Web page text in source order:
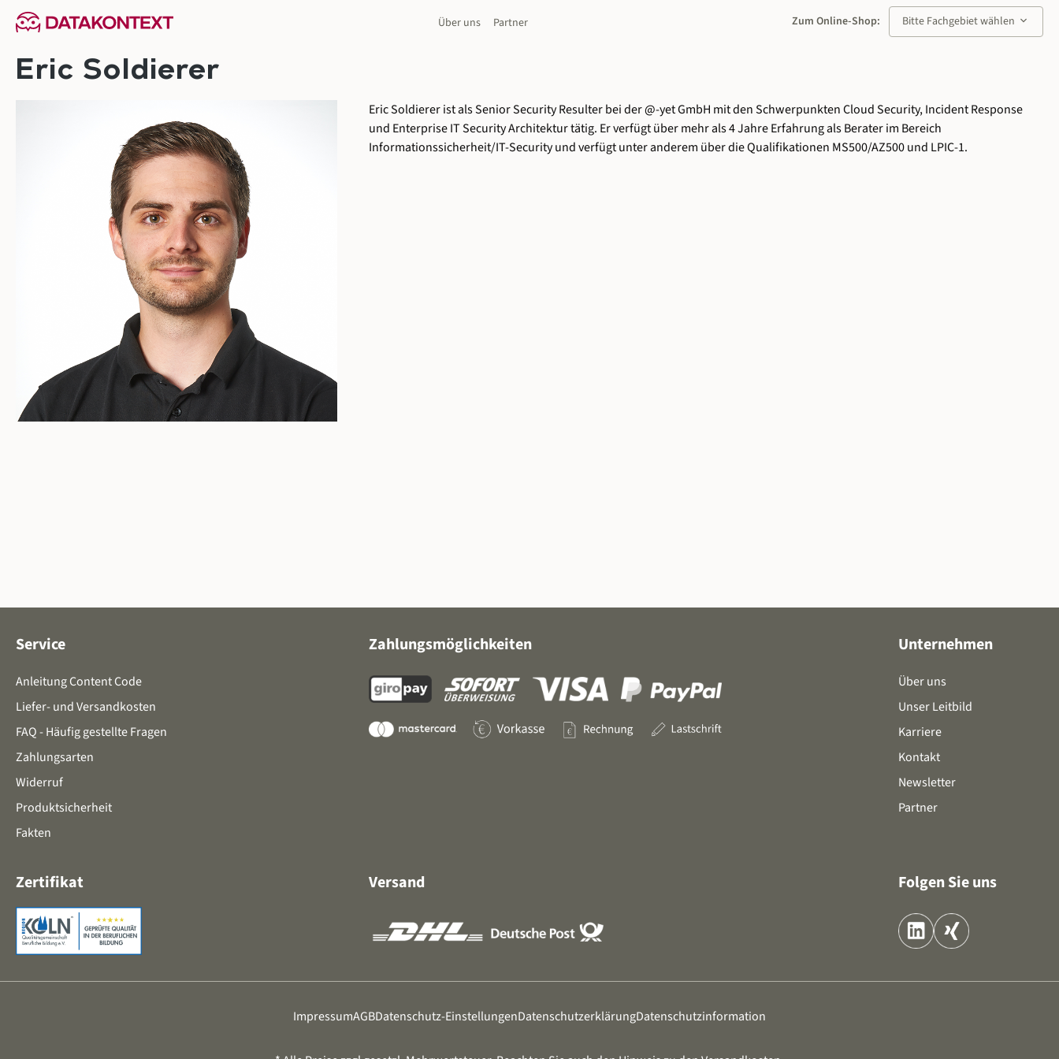
Zur Hauptnavigation springen Über uns Partner Zum Online-Shop: Bitte Fachgebiet wählen keyboard_arrow_down
Eric Soldierer
Eric Soldierer ist als Senior Security Resulter bei der @-yet GmbH mit den Schwerpunkten Cloud Security, Incident Response
und Enterprise IT Security Architektur tätig. Er verfügt über mehr als 4 Jahre Erfahrung als Berater im Bereich
Informationssicherheit/IT-Security und verfügt unter anderem über die Qualifikationen MS500/AZ500 und LPIC-1.
Service
Anleitung Content Code
Liefer- und Versandkosten
FAQ - Häufig gestellte Fragen
Zahlungsarten
Widerruf
Produktsicherheit
Fakten
Zahlungsmöglichkeiten Unternehmen
Über uns
Unser Leitbild
Karriere
Kontakt
Newsletter
Partner
Zertifikat Versand Folgen Sie uns
ImpressumAGBDatenschutz-EinstellungenDatenschutzerklärungDatenschutzinformation